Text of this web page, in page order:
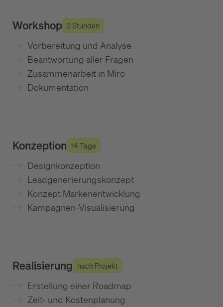
Workshop 2 Stunden
Vorbereitung und Analyse
Beantwortung aller Fragen
Zusammenarbeit in Miro
Dokumentation
Konzeption 14 Tage
Designkonzeption
Leadgenerierungskonzept
Konzept Markenentwicklung
Kampagnen-Visualisierung
Realisierung nach Projekt
Erstellung einer Roadmap
Zeit- und Kostenplanung